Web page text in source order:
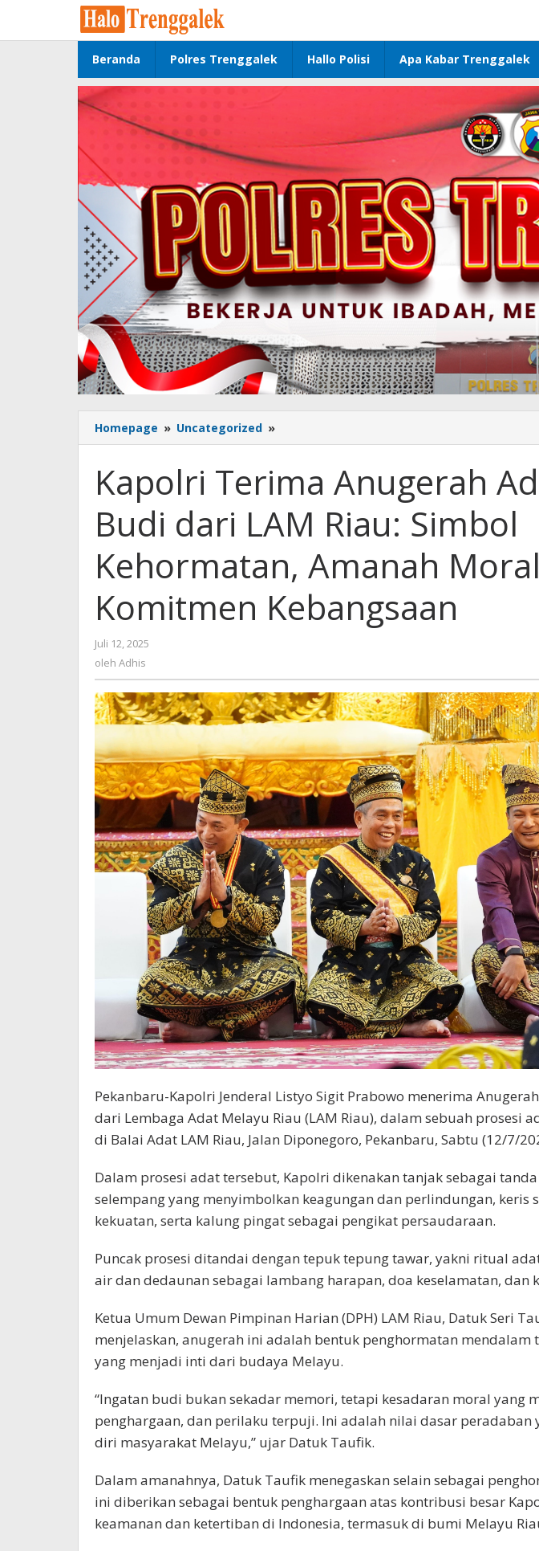
konten
Beranda Polres Trenggalek Hallo Polisi Apa Kabar Trenggalek
Homepage » Uncategorized »
Terima
Adat
Ingatan
Budi
dari
Riau:
Simbol
Kehormatan,
Amanah
Kebangsaan
Kapolri Terima Anugerah
Budi dari LAM Riau: Simbol
Kehormatan, Amanah
Komitmen Kebangsaan
Juli 12, 2025
oleh Adhis
Pekanbaru-Kapolri Jenderal Listyo Sigit Prabowo menerima
dari Lembaga Adat Melayu Riau (LAM Riau), dalam sebuah prosesi
di Balai Adat LAM Riau, Jalan Diponegoro, Pekanbaru, Sabtu (12/7/
Dalam prosesi adat tersebut, Kapolri dikenakan tanjak sebagai
selempang yang menyimbolkan keagungan dan perlindungan, keris
kekuatan, serta kalung pingat sebagai pengikat persaudaraan.
Puncak prosesi ditandai dengan tepuk tepung tawar, yakni ritual
air dan dedaunan sebagai lambang harapan, doa keselamatan, dan
Ketua Umum Dewan Pimpinan Harian (DPH) LAM Riau, Datuk Seri
menjelaskan, anugerah ini adalah bentuk penghormatan
yang menjadi inti dari budaya Melayu.
“Ingatan budi bukan sekadar memori, tetapi kesadaran moral yang
penghargaan, dan perilaku terpuji. Ini adalah nilai dasar peradaban
diri masyarakat Melayu,” ujar Datuk Taufik.
Dalam amanahnya, Datuk Taufik menegaskan selain sebagai
ini diberikan sebagai bentuk penghargaan atas kontribusi besar
keamanan dan ketertiban di Indonesia, termasuk di bumi Melayu